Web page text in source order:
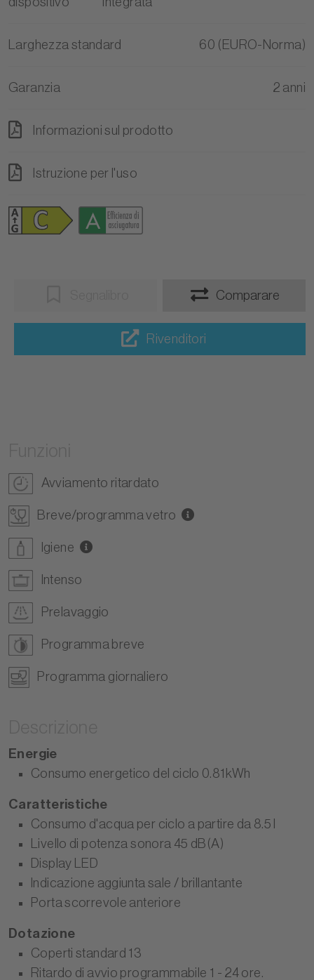
Larghezza standard 60 (EURO-Norma)
Garanzia 2 anni
Informazioni sul prodotto
Istruzione per l'uso
Comparare
Rivenditori
Avviamento ritardato
Breve/programma vetro
Igiene
Intenso
Prelavaggio
Programma breve
Programma giornaliero
Energie
Consumo energetico del ciclo 0.81kWh
Caratteristiche
Consumo d'acqua per ciclo a partire da 8.5 l
Livello di potenza sonora 45 dB(A)
Display LED
Indicazione aggiunta sale / brillantante
Porta scorrevole anteriore
Dotazione
Coperti standard 13
Ritardo di avvio programmabile 1 - 24 ore.